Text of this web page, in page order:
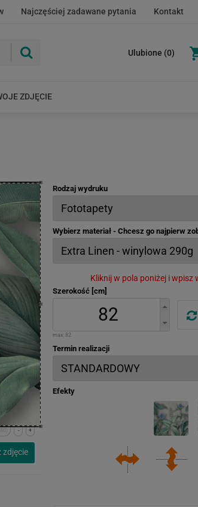
Najczęściej zadawane pytania Kontakt
Ulubione (0)
ZDJĘCIE
+
-
zdjęcie
Rodzaj wydruku
Wybierz materiał - Chcesz go najpierw
Kliknij w pola poniżej i wpisz
Szerokość [cm]
max: 82
Termin realizacji
Efekty